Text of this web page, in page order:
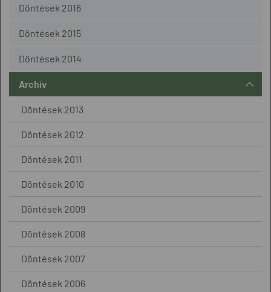
Döntések 2016
Döntések 2015
Döntések 2014
Archív
Döntések 2013
Döntések 2012
Döntések 2011
Döntések 2010
Döntések 2009
Döntések 2008
Döntések 2007
Döntések 2006